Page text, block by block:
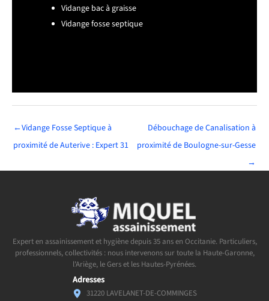
Vidange bac à graisse
Vidange fosse septique
←Vidange Fosse Septique à
proximité de Auterive : Expert 31
Débouchage de Canalisation à
proximité de Boulogne-sur-Gesse
→
Expert en assainissement et hygiène depuis 35 ans en Occitanie. Particuliers,
professionnels, collectivités : nous intervenons sur toute la Haute-Garonne,
l'Ariège, le Gers et les Hautes-Pyrénées.
Adresses
31220 LAVELANET-DE-COMMINGES